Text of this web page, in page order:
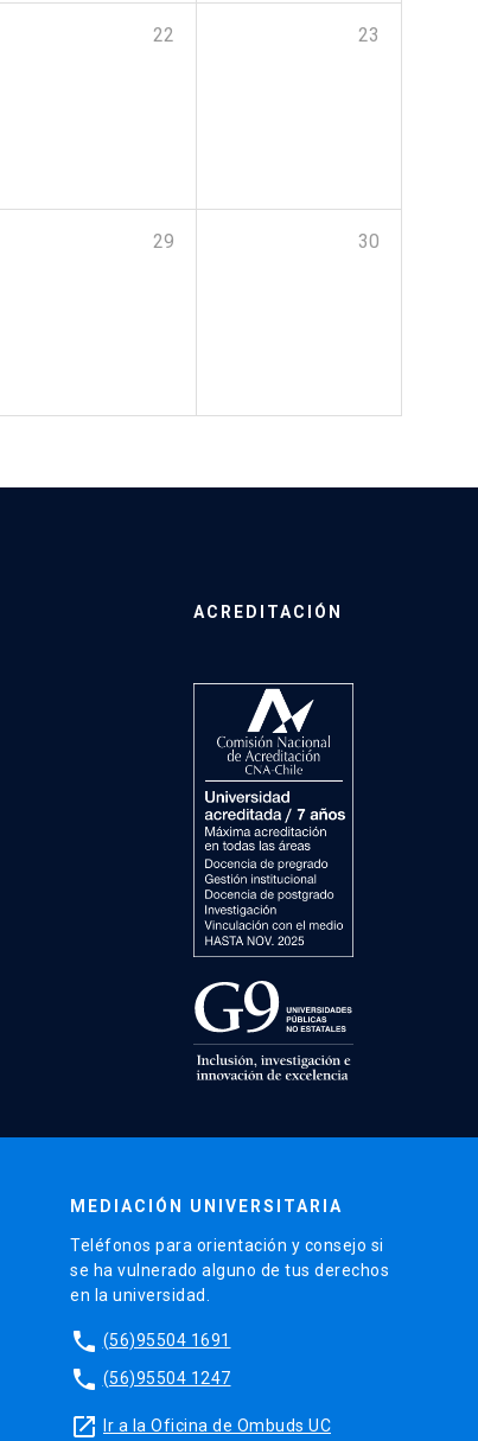
22 23
29 30
ACREDITACIÓN
MEDIACIÓN UNIVERSITARIA
Teléfonos para orientación y consejo si
se ha vulnerado alguno de tus derechos
en la universidad.
phone (56)95504 1691
phone (56)95504 1247
launch Ir a la Oficina de Ombuds UC